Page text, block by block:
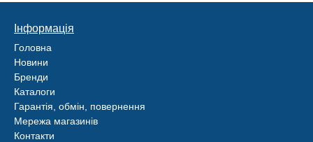
Інформація
Головна
Новини
Бренди
Каталоги
Гарантія, обмін, повернення
Мережа магазинів
Контакти